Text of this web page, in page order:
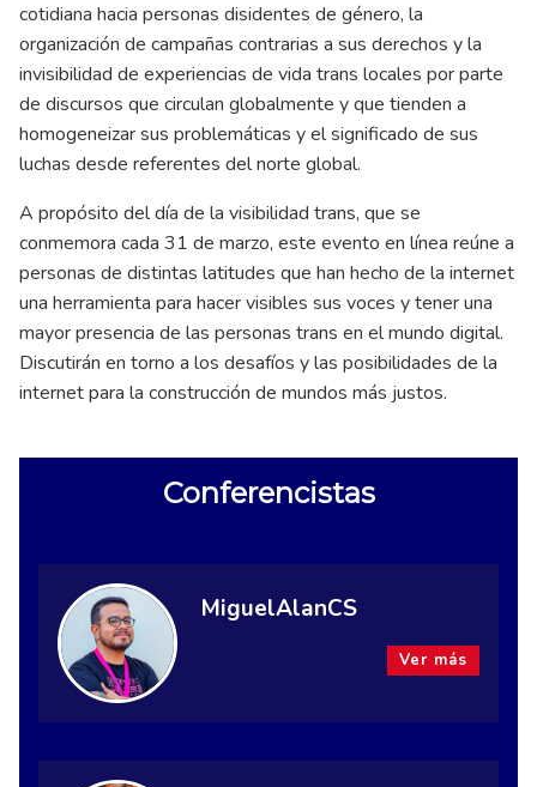
cotidiana hacia personas disidentes de género, la
organización de campañas contrarias a sus derechos y la
invisibilidad de experiencias de vida trans locales por parte
de discursos que circulan globalmente y que tienden a
homogeneizar sus problemáticas y el significado de sus
luchas desde referentes del norte global.
A propósito del día de la visibilidad trans, que se
conmemora cada 31 de marzo, este evento en línea reúne a
personas de distintas latitudes que han hecho de la internet
una herramienta para hacer visibles sus voces y tener una
mayor presencia de las personas trans en el mundo digital.
Discutirán en torno a los desafíos y las posibilidades de la
internet para la construcción de mundos más justos.
Conferencistas
MiguelAlanCS
Ver más